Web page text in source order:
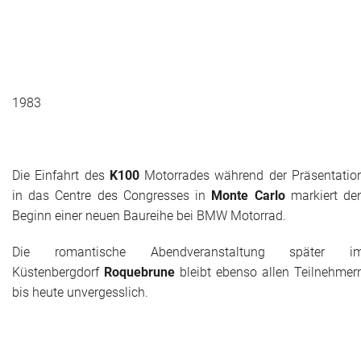
1983
Die Einfahrt des K100 Motorrades während der
in das Centre des Congresses in Monte Carlomarkiert
Beginn einer neuen Baureihe bei BMW Motorrad.
Die romantische Abendveranstaltung später
Küstenbergdorf Roquebrune bleibt ebenso allen
bis heute unvergesslich.